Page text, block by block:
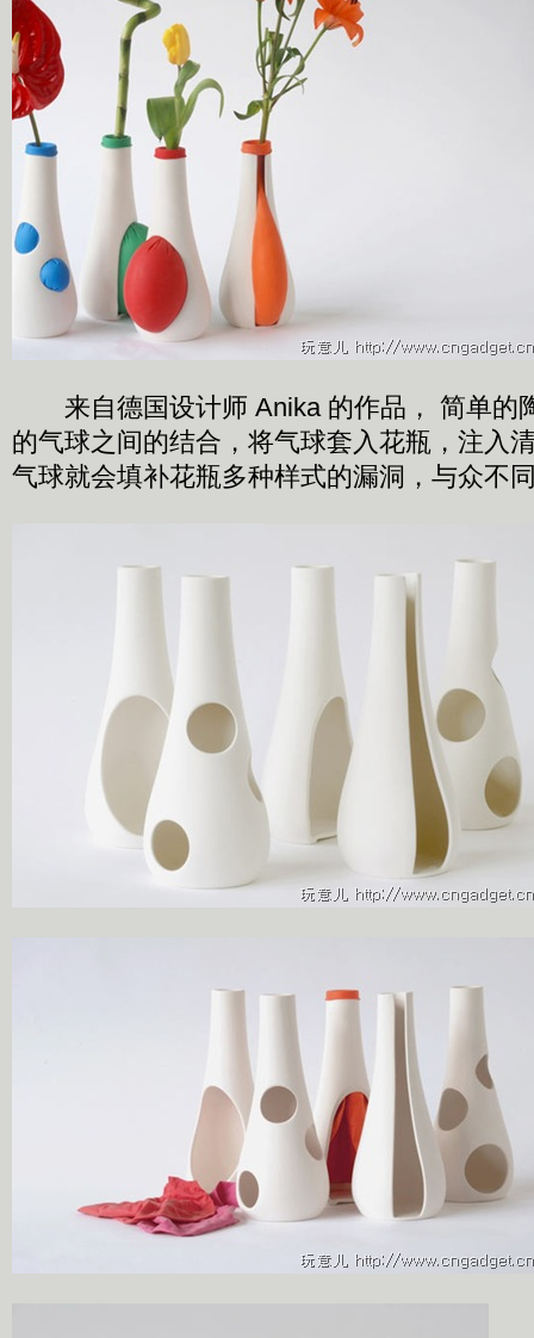
来自德国设计师 Anika 的作品， 简单的
的气球之间的结合，将气球套入花瓶，注入
气球就会填补花瓶多种样式的漏洞，与众不